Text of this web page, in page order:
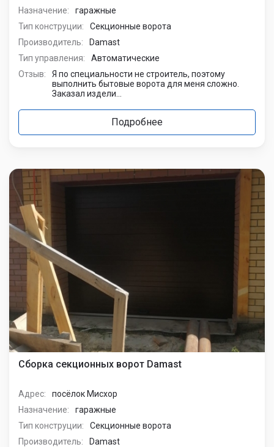
Назначение:
гаражные
Тип конструции:
Секционные ворота
Производитель:
Damast
Тип управления:
Автоматические
Отзыв:
Я по специальности не строитель, поэтому
выполнить бытовые ворота для меня сложно.
Заказал издели...
Подробнее
Сборка секционных ворот Damast
Адрес:
посёлок Мисхор
Назначение:
гаражные
Тип конструции:
Секционные ворота
Производитель:
Damast